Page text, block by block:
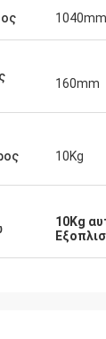
1040mm
160mm
10Kg
10Kg